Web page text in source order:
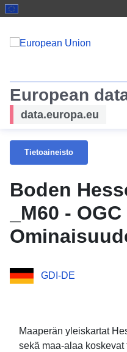
European
data.europa.eu
Tietoaineisto
Boden
_M60 -
GDI-DE
Maaperän yleiskartat
sekä maa-alaa